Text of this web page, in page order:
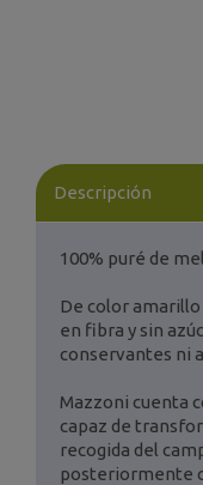
Descripción
100% puré de
De color
en fibra y sin
conservantes ni
Mazzoni cuenta
capaz de
recogida del
posteriormente